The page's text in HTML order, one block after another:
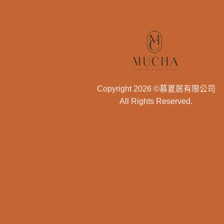
Copyright 2026 ©慕夏居有限公司
All Rights Reserved.